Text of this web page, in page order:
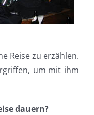
Reise zu erzählen.
um mit ihm
dauern?